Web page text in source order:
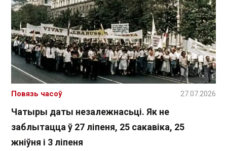
Чатыры даты незалежнасьці. Як не
заблытацца ў 27 ліпеня, 25 сакавіка, 25
жніўня і 3 ліпеня
Повязь часоў 27.07.2026